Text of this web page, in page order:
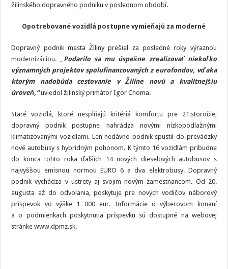
žilinského dopravného podniku v poslednom období.
Opotrebované vozidlá postupne vymieňajú za moderné
Dopravný podnik mesta Žiliny prešiel za posledné roky výraznou
modernizáciou. „ Podarilo sa mu úspešne zrealizovať niekoľko
významných projektov spolufinancovaných z eurofondov, vďaka
ktorým nadobúda cestovanie v Žiline novú a kvalitnejšiu
úroveň,“uviedol žilinský primátor Igor Choma.
Staré vozidlá, ktoré nespĺňajú kritériá komfortu pre 21.storočie,
dopravný podnik postupne nahrádza novými nízkopodlažnými
klimatizovanými vozidlami. Len nedávno podnik spustil do prevádzky
nové autobusy s hybridným pohonom. K týmto 16 vozidlám pribudne
do konca tohto roka ďalších 14 nových dieselových autobusov s
najvyššou emisnou normou EURO 6 a dva elektrobusy. Dopravný
podnik vychádza v ústrety aj svojim novým zamestnancom. Od 20.
augusta až do odvolania, poskytuje pre nových vodičov náborový
príspevok vo výške 1 000 eur. Informácie o výberovom konaní
a o podmienkach poskytnutia príspevku sú dostupné na webovej
stránke www.dpmz.sk.